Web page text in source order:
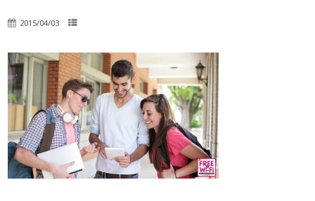
2015/04/03